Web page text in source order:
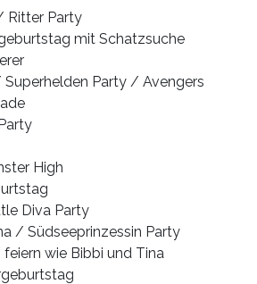
Ritter Party
mit Schatzsuche
Party / Avengers
High
Diva Party
/ Südseeprinzessin Party
wie Bibbi und Tina